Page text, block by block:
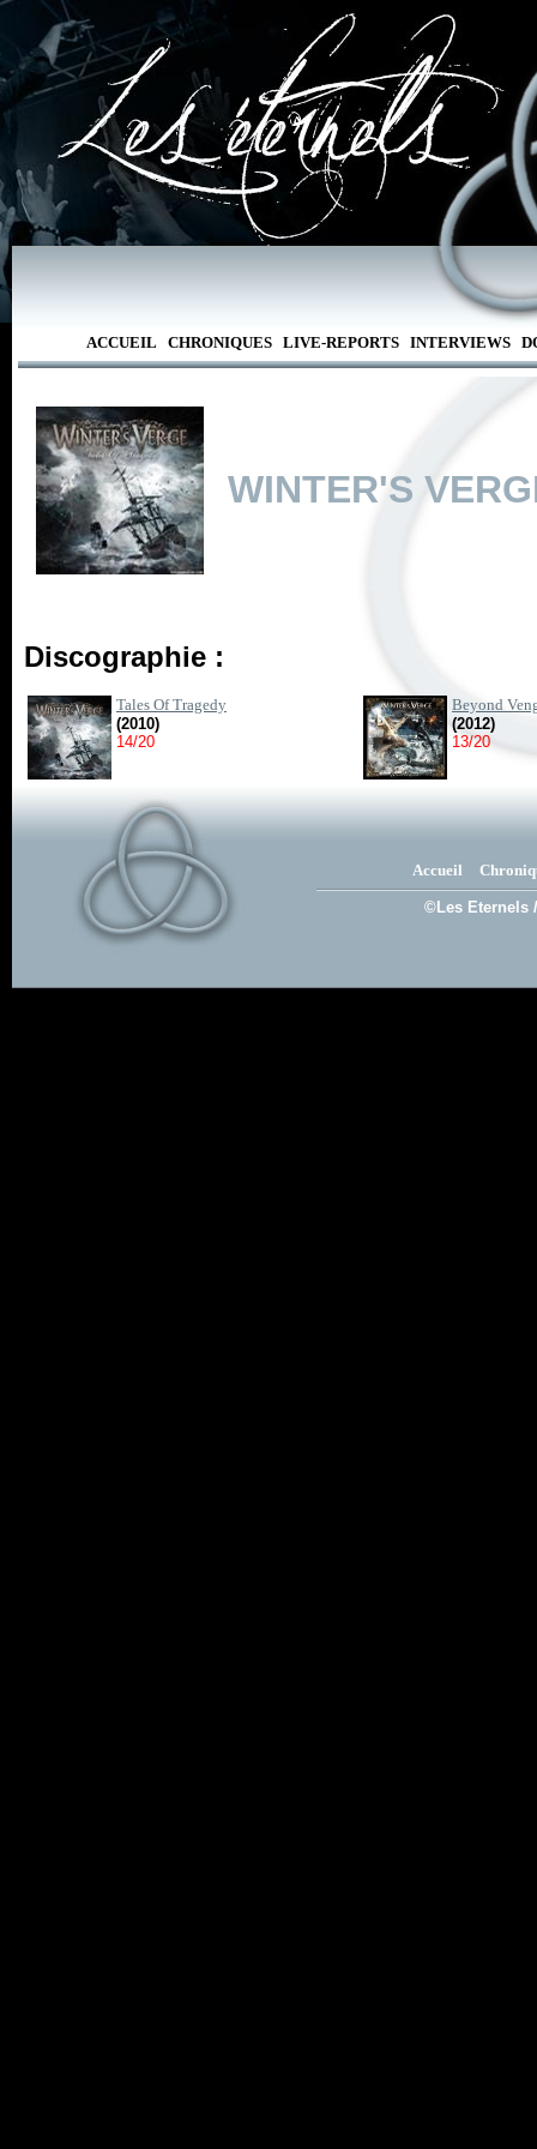
ACCUEIL CHRONIQUES LIVE-REPORTS INTERVIEWS
WINTER'S
Discographie :
Tales Of Tragedy
(2010)
14/20
Beyond
(2012)
13/20
Accueil
©Les Eternels